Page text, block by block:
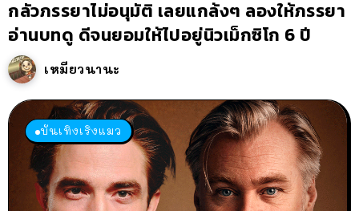
กลัวภรรยาไม่อนุมัติ เลยแกล้งๆ ลองให้ภรรยา
อ่านบทดู ดีจนยอมให้ไปอยู่นิวเม็กซิโก 6 ปี
เหมียวนานะ
บันเทิงเริงแมว